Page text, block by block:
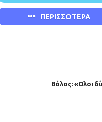
ΠΕΡΙΣΣΟΤΕΡΑ
Βόλος: «Ολοι